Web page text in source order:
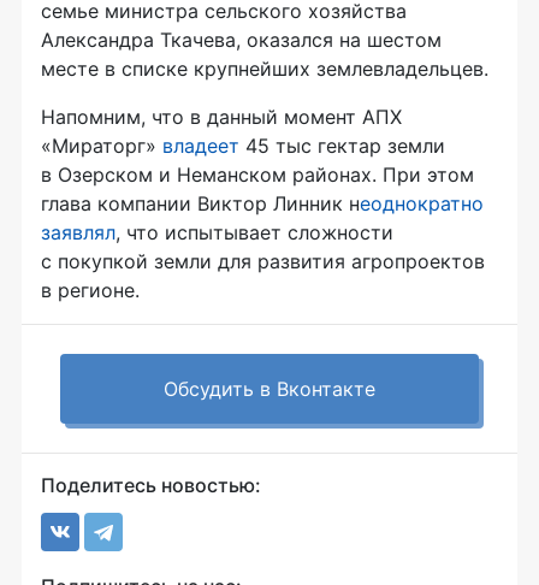
семье министра сельского хозяйства
Александра Ткачева, оказался на шестом
месте в списке крупнейших землевладельцев.
Напомним, что в данный момент АПХ
«Мираторг» владеет 45 тыс гектар земли
в Озерском и Неманском районах. При этом
глава компании Виктор Линник неоднократно
заявлял, что испытывает сложности
с покупкой земли для развития агропроектов
в регионе.
Обсудить в Вконтакте
Поделитесь новостью: